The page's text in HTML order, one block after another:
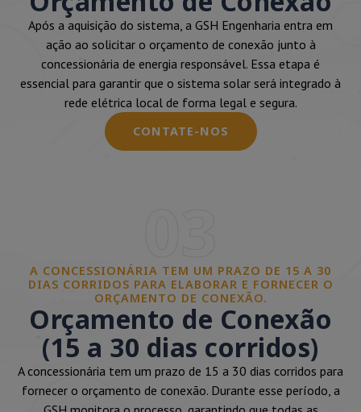
Após a aquisição do sistema, a GSH Engenharia entra em
ação ao solicitar o orçamento de conexão junto à
concessionária de energia responsável. Essa etapa é
essencial para garantir que o sistema solar será integrado à
rede elétrica local de forma legal e segura.
CONTATE-NOS
A CONCESSIONÁRIA TEM UM PRAZO DE 15 A 30
DIAS CORRIDOS PARA ELABORAR E FORNECER O
ORÇAMENTO DE CONEXÃO.
Orçamento de Conexão
(15 a 30 dias corridos)
A concessionária tem um prazo de 15 a 30 dias corridos para
fornecer o orçamento de conexão. Durante esse período, a